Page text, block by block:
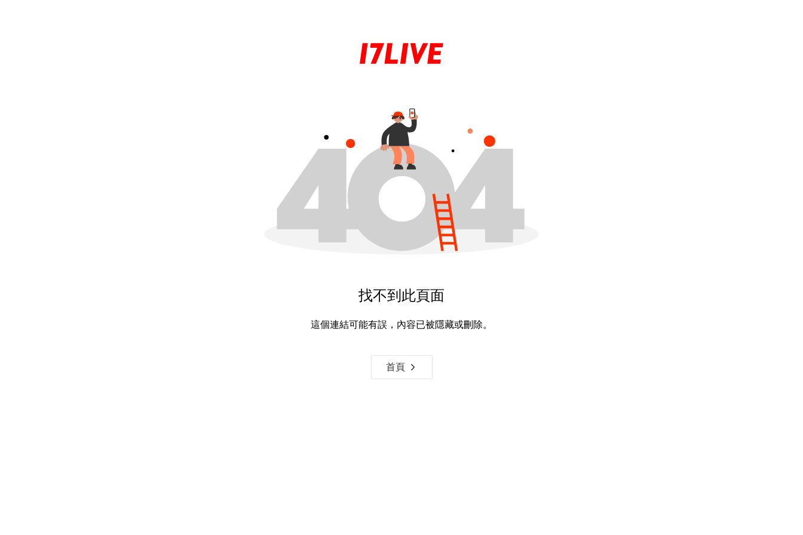
找不到此頁面
這個連結可能有誤，內容已被隱藏或刪除。
首頁